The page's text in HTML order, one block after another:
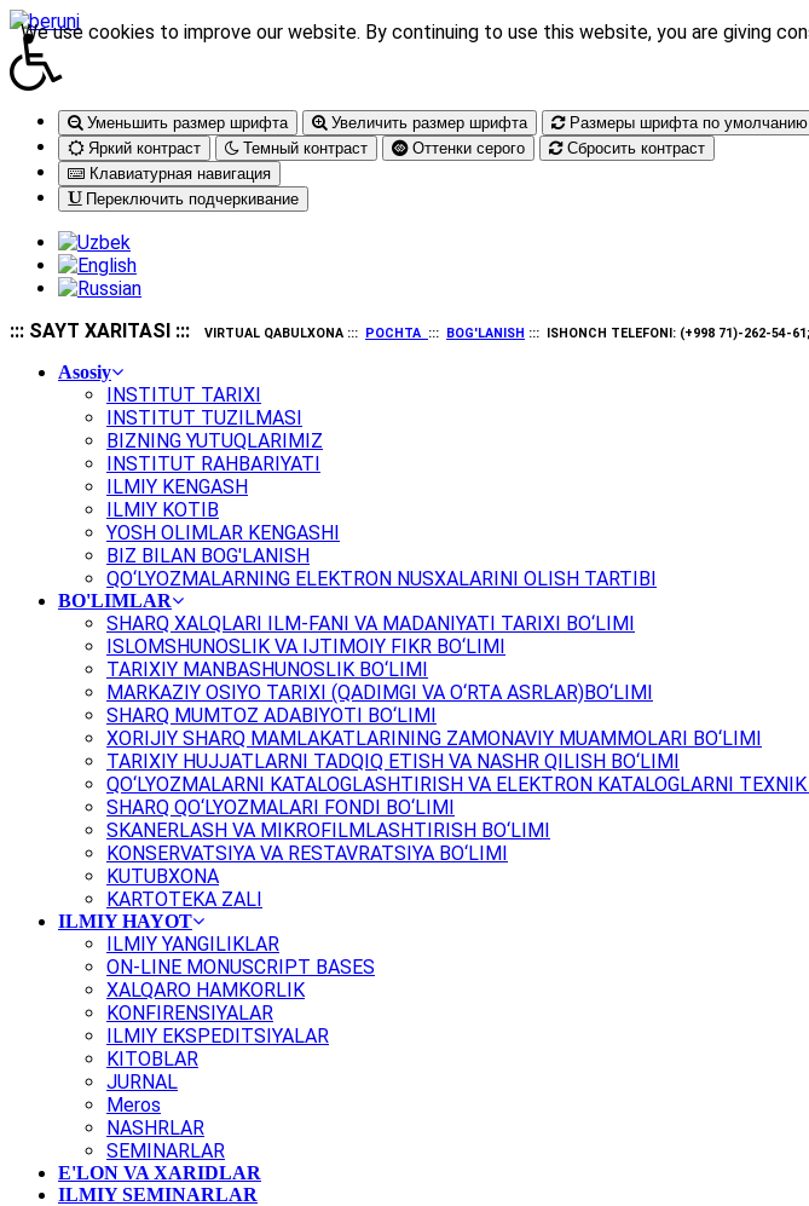
Уменьшить размер шрифта Увеличить размер шрифта
Размеры шрифта по умолчанию
Яркий контраст
Темный контраст Оттенки серого
Сбросить контраст
Клавиатурная навигация
Переключить подчеркивание
::: SAYT XARITASI ::: VIRTUAL QABULXONA ::: POCHTA ::: BOG'LANISH ::: ISHONCH TELEFONI: (+998 71)-262-
Asosiy
INSTITUT TARIXI
INSTITUT TUZILMASI
BIZNING YUTUQLARIMIZ
INSTITUT RAHBARIYATI
ILMIY KENGASH
ILMIY KOTIB
YOSH OLIMLAR KENGASHI
BIZ BILAN BOG'LANISH
QO‘LYOZMALARNING ELEKTRON NUSXALARINI OLISH TARTIBI
BO'LIMLAR
SHARQ XALQLARI ILM-FANI VA MADANIYATI TARIXI BO‘LIMI
ISLOMSHUNOSLIK VA IJTIMOIY FIKR BO‘LIMI
TARIXIY MANBASHUNOSLIK BO‘LIMI
MARKAZIY OSIYO TARIXI (QADIMGI VA O‘RTA ASRLAR)BO‘LIMI
SHARQ MUMTOZ ADABIYOTI BO‘LIMI
XORIJIY SHARQ MAMLAKATLARINING ZAMONAVIY MUAMMOLARI BO‘LIMI
TARIXIY HUJJATLARNI TADQIQ ETISH VA NASHR QILISH BO‘LIMI
QO‘LYOZMALARNI KATALOGLASHTIRISH VA ELEKTRON KATALOGLARNI
SHARQ QO‘LYOZMALARI FONDI BO‘LIMI
SKANERLASH VA MIKROFILMLASHTIRISH BO‘LIMI
KONSERVATSIYA VA RESTAVRATSIYA BO‘LIMI
KUTUBXONA
KARTOTEKA ZALI
ILMIY HAYOT
ILMIY YANGILIKLAR
ON-LINE MONUSCRIPT BASES
XALQARO HAMKORLIK
KONFIRENSIYALAR
ILMIY EKSPEDITSIYALAR
KITOBLAR
JURNAL
Meros
NASHRLAR
SEMINARLAR
E'LON VA XARIDLAR
ILMIY SEMINARLAR
We use cookies to improve our website. By continuing to use this website, you are giving